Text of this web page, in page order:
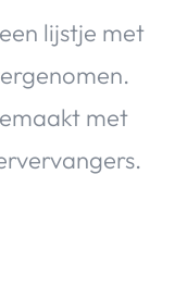
lijstje met
met